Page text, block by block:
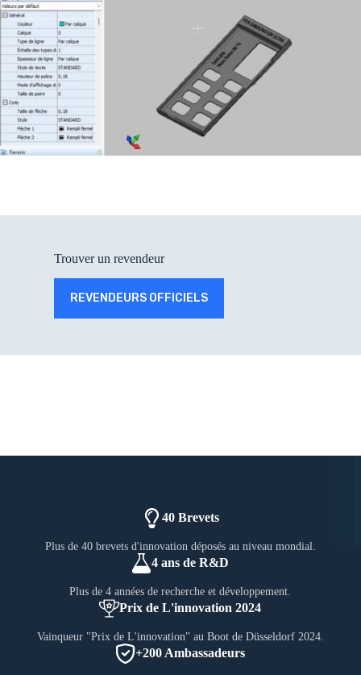
Trouver un revendeur
REVENDEURS OFFICIELS
40 Brevets
Plus de 40 brevets d'innovation déposés au niveau mondial.
4 ans de R&D
Plus de 4 années de recherche et développement.
Prix de L'innovation 2024
Vainqueur "Prix de L'innovation" au Boot de Düsseldorf 2024.
+200 Ambassadeurs